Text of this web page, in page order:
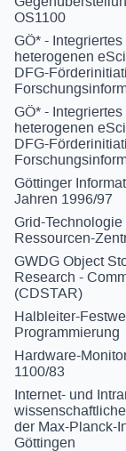
OS1100
GÖ* -
heterogenen
DFG-
GÖ* -
heterogenen
DFG-
Göttinger
Jahren 1996/97
Grid-
Ressourcen-
GWDG Object
Research -
(CDSTAR)
Halbleiter-
Programmierung
Hardware-
1100/83
Internet- und
der Max-Planck-
Göttingen